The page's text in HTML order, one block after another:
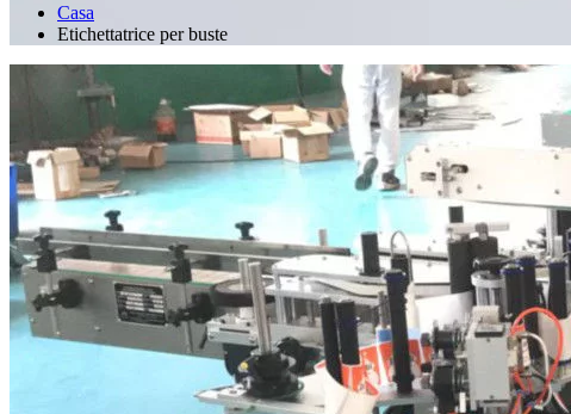
Casa
Etichettatrice per buste